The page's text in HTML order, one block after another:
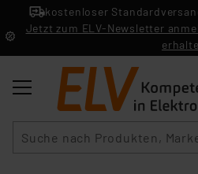
kostenloser
Jetzt zum ELV-Newsletter